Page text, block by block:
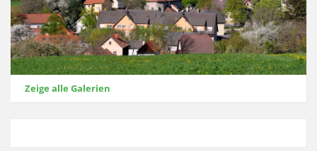
Zeige alle Galerien